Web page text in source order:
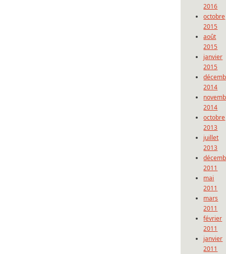
2016
octobre
2015
août
2015
janvier
2015
2014
2014
octobre
2013
juillet
2013
2011
mai
2011
mars
2011
février
2011
janvier
2011